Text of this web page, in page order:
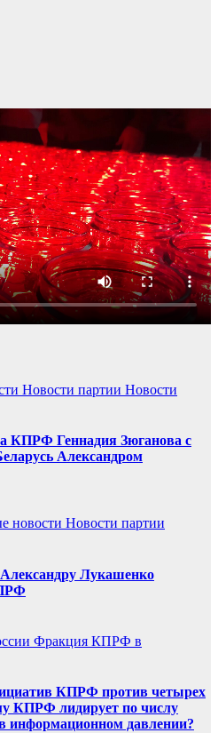
Новости партии Новости
КПРФ Геннадия Зюганова с
Александром
новости Новости партии
Лукашенко
Фракция КПРФ в
КПРФ против четырех
КПРФ лидирует по числу
информационном давлении?